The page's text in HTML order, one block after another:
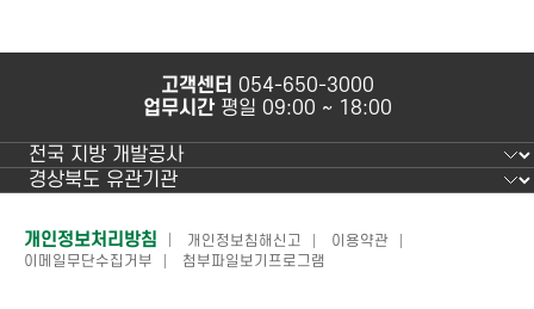
용
편
의
성
만
족
고객센터 054-650-3000
업무시간 평일 09:00 ~ 18:00
하
단
개인정보처리방침 개인정보침해신고
이용약관
이메일무단수집거부
첨부파일보기프로그램